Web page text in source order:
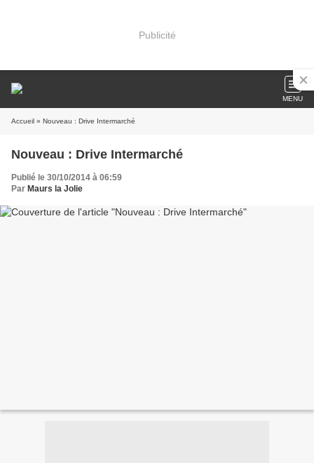
Publicité
MENU
Accueil » Nouveau : Drive Intermarché
Nouveau : Drive Intermarché
Publié le 30/10/2014 à 06:59
Par Maurs la Jolie